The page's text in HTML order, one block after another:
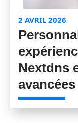
2 AVRIL 2026
Nextdns
avancées